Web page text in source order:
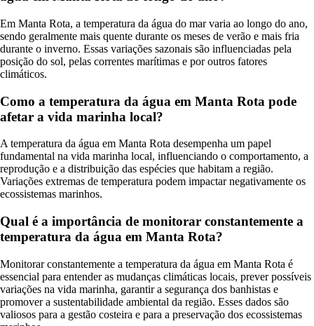
Em Manta Rota, a temperatura da água do mar varia ao longo do ano,
sendo geralmente mais quente durante os meses de verão e mais fria
durante o inverno. Essas variações sazonais são influenciadas pela
posição do sol, pelas correntes marítimas e por outros fatores
climáticos.
Como a temperatura da água em Manta Rota pode
afetar a vida marinha local?
A temperatura da água em Manta Rota desempenha um papel
fundamental na vida marinha local, influenciando o comportamento, a
reprodução e a distribuição das espécies que habitam a região.
Variações extremas de temperatura podem impactar negativamente os
ecossistemas marinhos.
Qual é a importância de monitorar constantemente a
temperatura da água em Manta Rota?
Monitorar constantemente a temperatura da água em Manta Rota é
essencial para entender as mudanças climáticas locais, prever possíveis
variações na vida marinha, garantir a segurança dos banhistas e
promover a sustentabilidade ambiental da região. Esses dados são
valiosos para a gestão costeira e para a preservação dos ecossistemas